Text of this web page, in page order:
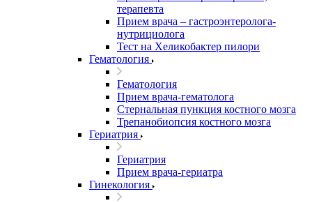
терапевта
Прием врача – гастроэнтеролога-
нутрициолога
Тест на Хеликобактер пилори
Гематология
Гематология
Прием врача-гематолога
Стернальная пункция костного мозга
Трепанобиопсия костного мозга
Гериатрия
Гериатрия
Прием врача-гериатра
Гинекология